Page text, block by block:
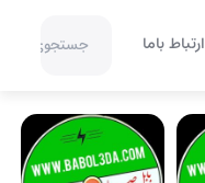
ارتباط باما